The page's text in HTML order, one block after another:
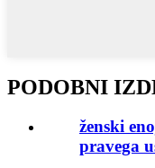
PODOBNI
ženski
pravega